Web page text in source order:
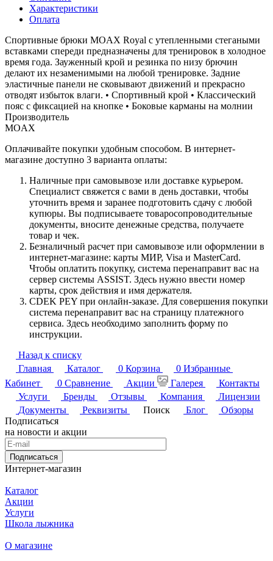
Характеристики
Оплата
Спортивные брюки MOAX Royal с утепленными стегаными
вставками спереди предназначены для тренировок в холодное
время года. Зауженный крой и резинка по низу брючин
делают их незаменимыми на любой тренировке. Задние
эластичные панели не сковывают движений и прекрасно
отводят избыток влаги. • Спортивный крой • Классический
пояс с фиксацией на кнопке • Боковые карманы на молнии
Производитель
MOAX
Оплачивайте покупки удобным способом. В интернет-
магазине доступно 3 варианта оплаты:
Наличные при самовывозе или доставке курьером.
Специалист свяжется с вами в день доставки, чтобы
уточнить время и заранее подготовить сдачу с любой
купюры. Вы подписываете товаросопроводительные
документы, вносите денежные средства, получаете
товар и чек.
Безналичный расчет при самовывозе или оформлении в
интернет-магазине: карты МИР, Visa и MasterCard.
Чтобы оплатить покупку, система перенаправит вас на
сервер системы ASSIST. Здесь нужно ввести номер
карты, срок действия и имя держателя.
CDEK PEY при онлайн-заказе. Для совершения покупки
система перенаправит вас на страницу платежного
сервиса. Здесь необходимо заполнить форму по
инструкции.
Назад к списку
Главная
Каталог 0 Корзина 0 Избранные
Кабинет
0 Сравнение Акции Галерея
Контакты
Услуги
Бренды Отзывы Компания
Лицензии
Документы
Реквизиты Поиск Блог
Обзоры
Подписаться
на новости и акции
Подписаться
Интернет-магазин
Каталог
Акции
Услуги
Школа лыжника
О магазине